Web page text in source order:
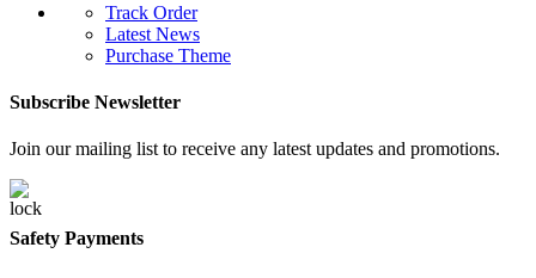
Track Order
Latest News
Purchase Theme
Subscribe Newsletter
Join our mailing list to receive any latest updates and promotions.
Safety Payments